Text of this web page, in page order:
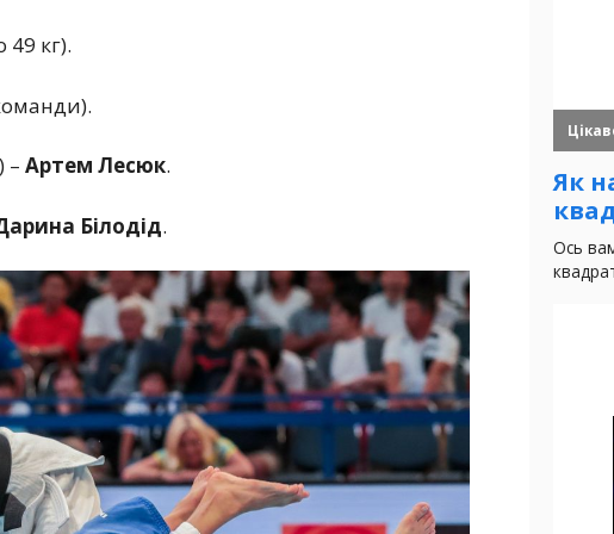
49 кг).
– Артем Лесюк.
Білодід.